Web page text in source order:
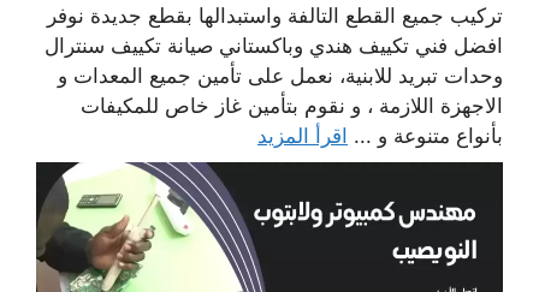
تركيب جميع القطع التالفة واستبدالها بقطع جديدة نوفر
افضل فني تكييف هندي وباكستاني صيانة تكييف سنترال
وحدات تبريد للابنية، نعمل على تأمين جميع المعدات و
الاجهزة اللازمة ، و نقوم بتأمين غاز خاص للمكيفات
بأنواع متنوعة و ... اقرأ المزيد